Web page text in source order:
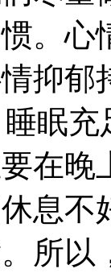
。
抑郁
睡眠
在晚
息
所以